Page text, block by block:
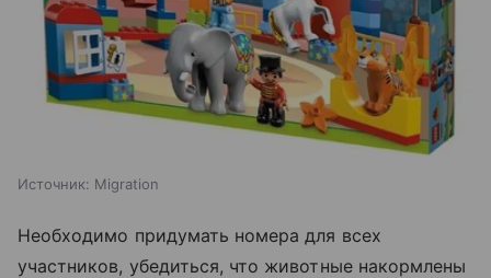
Источник: Migration
Необходимо придумать номера для всех
участников, убедиться, что животные накормлены